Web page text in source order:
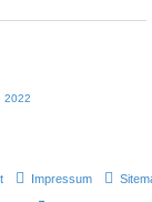
2022
Impressum